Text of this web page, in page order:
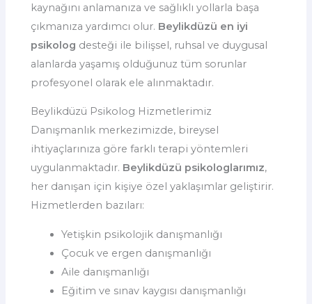
kaynağını anlamanıza ve sağlıklı yollarla başa
çıkmanıza yardımcı olur. Beylikdüzü en iyi
psikolog desteği ile bilişsel, ruhsal ve duygusal
alanlarda yaşamış olduğunuz tüm sorunlar
profesyonel olarak ele alınmaktadır.
Beylikdüzü Psikolog Hizmetlerimiz
Danışmanlık merkezimizde, bireysel
ihtiyaçlarınıza göre farklı terapi yöntemleri
uygulanmaktadır. Beylikdüzü psikologlarımız,
her danışan için kişiye özel yaklaşımlar geliştirir.
Hizmetlerden bazıları:
Yetişkin psikolojik danışmanlığı
Çocuk ve ergen danışmanlığı
Aile danışmanlığı
Eğitim ve sınav kaygısı danışmanlığı